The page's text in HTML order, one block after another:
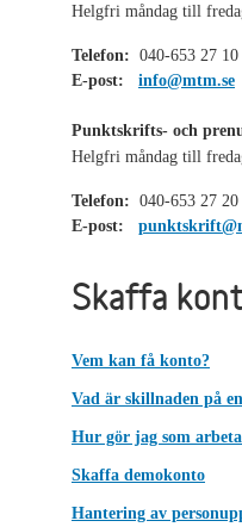
Helgfri måndag till
Telefon: 040-653 27 10
E-post:
info@mtm.se
Punktskrifts- och
Helgfri måndag till
Telefon: 040-653 27 20
E-post:
Skaffa
Vem kan få konto?
Vad är skillnaden på
Hur gör jag som
Skaffa demokonto
Hantering av